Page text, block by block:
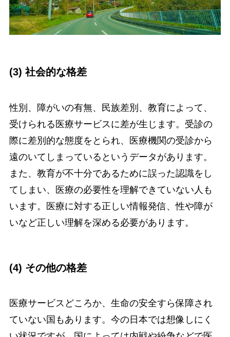
(3) 社会的な格差
性別、障がいの有無、民族差別、教育によって、
受けられる医療サービスに差が生じます。受診の
際に差別的な態度をとられ、医療機関の受診から
遠のいてしまっているというデータがあります。
また、教育が不十分であるために誤った認識をし
てしまい、医療の必要性を理解できていない人も
います。医療に対する正しい情報発信、性や障が
いなど正しい理解を深める必要があります。
(4) その他の格差
医療サービスどころか、生命の安全すら保障され
ていない国もあります。今の日本では想像しにく